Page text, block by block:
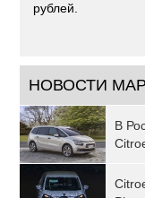
рублей.
НОВОСТИ
В